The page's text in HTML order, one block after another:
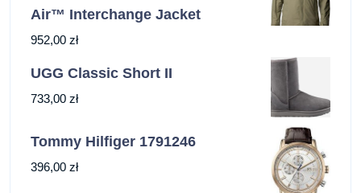
Air™ Interchange Jacket
952,00 zł
UGG Classic Short II
733,00 zł
Tommy Hilfiger 1791246
396,00 zł